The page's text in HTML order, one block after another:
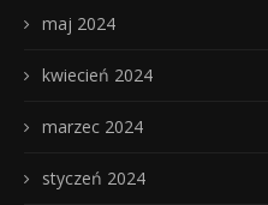
maj 2024
kwiecień 2024
marzec 2024
styczeń 2024